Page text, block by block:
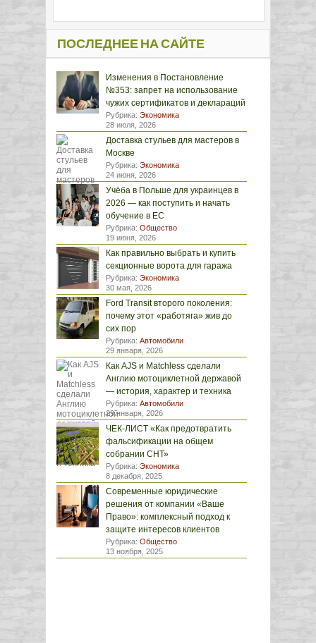
ПОСЛЕДНЕЕ НА САЙТЕ
Изменения в Постановление
№353: запрет на использование
чужих сертификатов и деклараций
Рубрика: Экономика
28 июля, 2026
Доставка стульев для мастеров в
Москве
Рубрика: Экономика
24 июня, 2026
Учёба в Польше для украинцев в
2026 — как поступить и начать
обучение в ЕС
Рубрика: Общество
19 июня, 2026
Как правильно выбрать и купить
секционные ворота для гаража
Рубрика: Экономика
30 мая, 2026
Ford Transit второго поколения:
почему этот «работяга» жив до
сих пор
Рубрика: Автомобили
29 января, 2026
Как AJS и Matchless сделали
Англию мотоциклетной державой
— история, характер и техника
Рубрика: Автомобили
29 января, 2026
ЧЕК-ЛИСТ «Как предотвратить
фальсификации на общем
собрании СНТ»
Рубрика: Экономика
8 декабря, 2025
Современные юридические
решения от компании «Ваше
Право»: комплексный подход к
защите интересов клиентов
Рубрика: Общество
13 ноября, 2025